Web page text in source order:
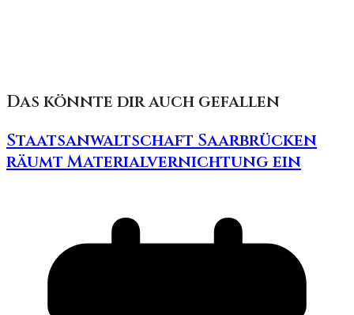
Das könnte dir auch gefallen
Staatsanwaltschaft Saarbrücken
räumt Materialvernichtung ein